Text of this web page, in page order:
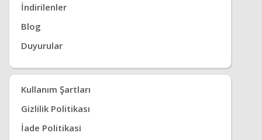
İndirilenler
Blog
Duyurular
Kullanım Şartları
Gizlilik Politikası
İade Politikasi